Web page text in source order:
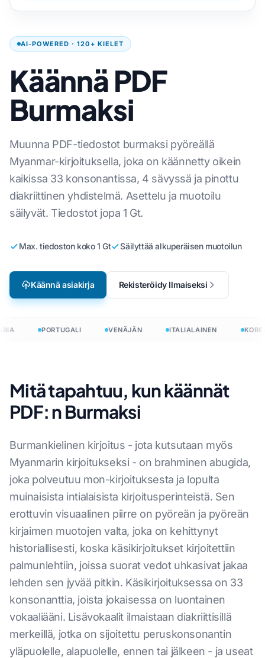
AI-POWERED · 120+ KIELET
Käännä PDF
Burmaksi
Muunna PDF-tiedostot burmaksi pyöreällä
Myanmar-kirjoituksella, joka on käännetty oikein
kaikissa 33 konsonantissa, 4 sävyssä ja pinottu
diakriittinen yhdistelmä. Asettelu ja muotoilu
säilyvät. Tiedostot jopa 1 Gt.
Max. tiedoston koko 1 Gt Säilyttää alkuperäisen muotoilun
Käännä asiakirja Rekisteröidy Ilmaiseksi
PORTUGALI VENÄJÄN ITALIALAINEN
Mitä tapahtuu, kun käännät
PDF: n Burmaksi
Burmankielinen kirjoitus - jota kutsutaan myös
Myanmarin kirjoitukseksi - on brahminen abugida,
joka polveutuu mon-kirjoituksesta ja lopulta
muinaisista intialaisista kirjoitusperinteistä. Sen
erottuvin visuaalinen piirre on pyöreän ja pyöreän
kirjaimen muotojen valta, joka on kehittynyt
historiallisesti, koska käsikirjoitukset kirjoitettiin
palmunlehtiin, joissa suorat vedot uhkasivat jakaa
lehden sen jyvää pitkin. Käsikirjoituksessa on 33
konsonanttia, joista jokaisessa on luontainen
vokaaliääni. Lisävokaalit ilmaistaan diakriittisillä
merkeillä, jotka on sijoitettu peruskonsonantin
yläpuolelle, alapuolelle, ennen tai jälkeen - ja useat